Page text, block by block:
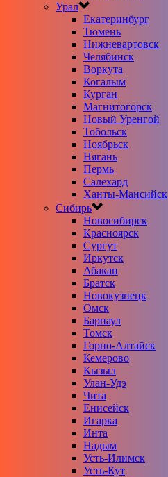
Урал
Екатеринбург
Тюмень
Нижневартовск
Челябинск
Воркута
Когалым
Курган
Магнитогорск
Новый Уренгой
Тобольск
Ноябрьск
Нягань
Пермь
Салехард
Ханты-Мансийск
Сибирь
Новосибирск
Красноярск
Сургут
Иркутск
Абакан
Братск
Новокузнецк
Омск
Барнаул
Томск
Горно-Алтайск
Кемерово
Кызыл
Улан-Удэ
Чита
Енисейск
Игарка
Инта
Надым
Усть-Илимск
Усть-Кут